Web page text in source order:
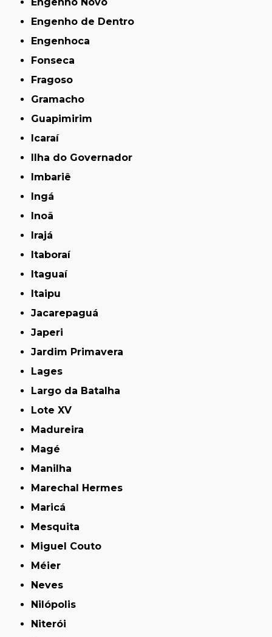
Engenho de Dentro
Engenhoca
Fonseca
Fragoso
Gramacho
Guapimirim
Icaraí
Ilha do Governador
Imbariê
Ingá
Inoã
Irajá
Itaboraí
Itaguaí
Itaipu
Jacarepaguá
Japeri
Jardim Primavera
Lages
Largo da Batalha
Lote XV
Madureira
Magé
Manilha
Marechal Hermes
Maricá
Mesquita
Miguel Couto
Méier
Neves
Nilópolis
Niterói